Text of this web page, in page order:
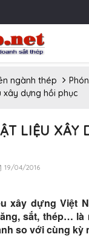
ngành thép
xây dựng hồi phục
LIỆU XÂY
19/04/2016
xây dựng Việt
sắt, thép…
so với cùng kỳ